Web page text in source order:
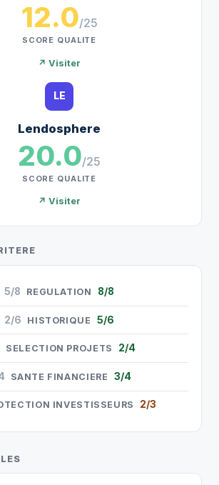
12.0/25
SCORE QUALITE
↗ Visiter
LE
Lendosphere
20.0/25
SCORE QUALITE
↗ Visiter
5/8 REGULATION 8/8
2/6 HISTORIQUE 5/6
SELECTION PROJETS 2/4
SANTE FINANCIERE 3/4
INVESTISSEURS 2/3